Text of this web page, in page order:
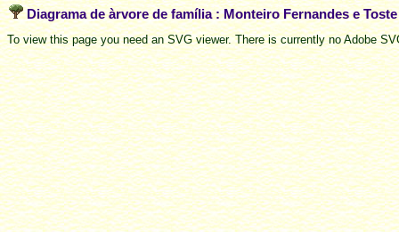
Diagrama de àrvore de família : Monteiro Fernandes e
To view this page you need an SVG viewer. There is currently no Adobe